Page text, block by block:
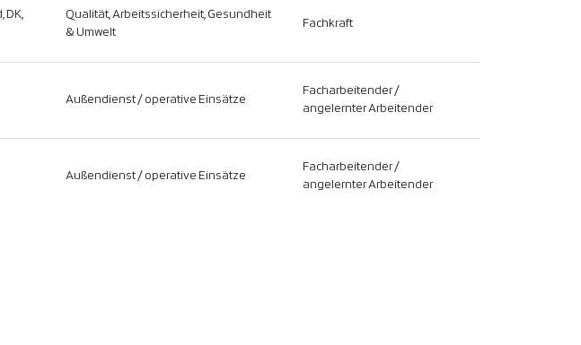
DK,
Qualität, Arbeitssicherheit, Gesundheit
& Umwelt
Fachkraft
Außendienst / operative Einsätze
Facharbeitender /
angelernter Arbeitender
Außendienst / operative Einsätze
Facharbeitender /
angelernter Arbeitender